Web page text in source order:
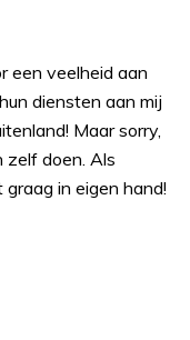
een veelheid aan
diensten aan mij
Maar sorry,
zelf doen. Als
in eigen hand!